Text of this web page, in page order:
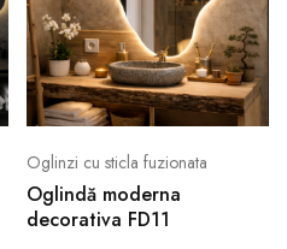
Oglinzi cu sticla fuzionata
Oglindă moderna
decorativa FD11